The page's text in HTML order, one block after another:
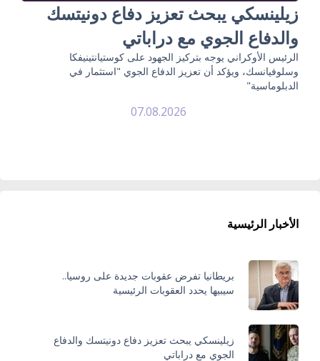
زيلينسكي يبحث تعزيز دفاع دونيتسك
والدفاع الجوي مع دراباتي
الرئيس الأوكراني يوجه بتركيز الجهود على كوستيانتينيفكا
وسلوفيانسك، ويؤكد أن تعزيز الدفاع الجوي "استثمار في
الدبلوماسية"
07.08.2026
الأخبار الرئيسية
بريطانيا تفرض عقوبات جديدة على روسيا..
سيبيها يحدد العقوبات الرئيسية
زيلينسكي يبحث تعزيز دفاع دونيتسك والدفاع
الجوي مع دراباتي